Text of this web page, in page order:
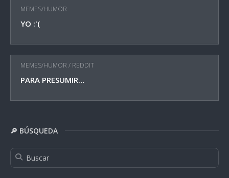
MEMES/HUMOR
YO :'(
MEMES/HUMOR / REDDIT
PARA PRESUMIR…
🔎 BÚSQUEDA